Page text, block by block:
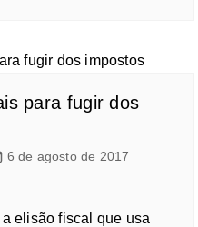
para fugir dos
6 de agosto de 2017
elisão fiscal que usa